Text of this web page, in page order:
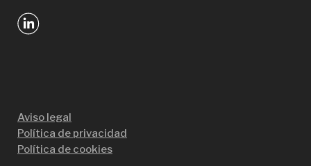
Aviso legal
Política de privacidad
Política de cookies